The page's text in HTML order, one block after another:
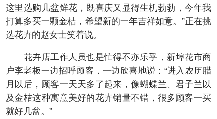
这里选购几盆鲜花，既喜庆又显得生机勃勃，今年我
打算多买一颗金桔，希望新的一年吉祥如意。”正在挑
选花卉的赵女士笑着说。
花卉店工作人员也是忙得不亦乐乎，新埠花市商
户李老板一边招呼顾客，一边欣喜地说：“进入农历腊
月以后，顾客一天天多了起来，像蝴蝶兰、君子兰以
及金桔这种寓意美好的花卉销量不错，很多顾客一买
就好几盆。”